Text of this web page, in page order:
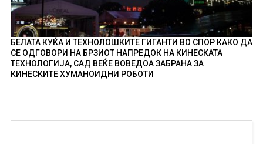
БЕЛАТА КУЌА И ТЕХНОЛОШКИТЕ ГИГАНТИ ВО СПОР КАКО ДА
СЕ ОДГОВОРИ НА БРЗИОТ НАПРЕДОК НА КИНЕСКАТА
ТЕХНОЛОГИЈА, САД ВЕЌЕ ВОВЕДОА ЗАБРАНА ЗА
КИНЕСКИТЕ ХУМАНОИДНИ РОБОТИ